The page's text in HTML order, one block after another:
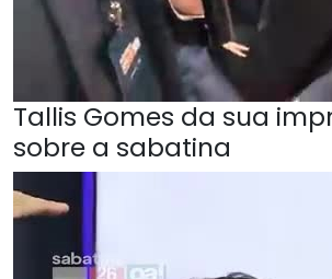
Tallis Gomes da sua
sobre a sabatina